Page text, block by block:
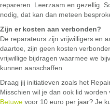
repareren. Leerzaam en gezellig.
nodig, dat kan dan meteen
Zijn er kosten aan verbonden?
De reparateurs zijn vrijwilligers en
daartoe, zijn geen kosten
vrijwillige bijdragen waarmee we
kunnen aanschaffen.
Draag jij initiatieven zoals het
Misschien wil je dan ook lid worden
Betuwe voor 10 euro per jaar? Je